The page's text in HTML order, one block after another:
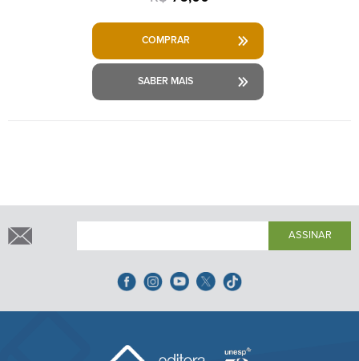
COMPRAR
SABER MAIS
ASSINAR